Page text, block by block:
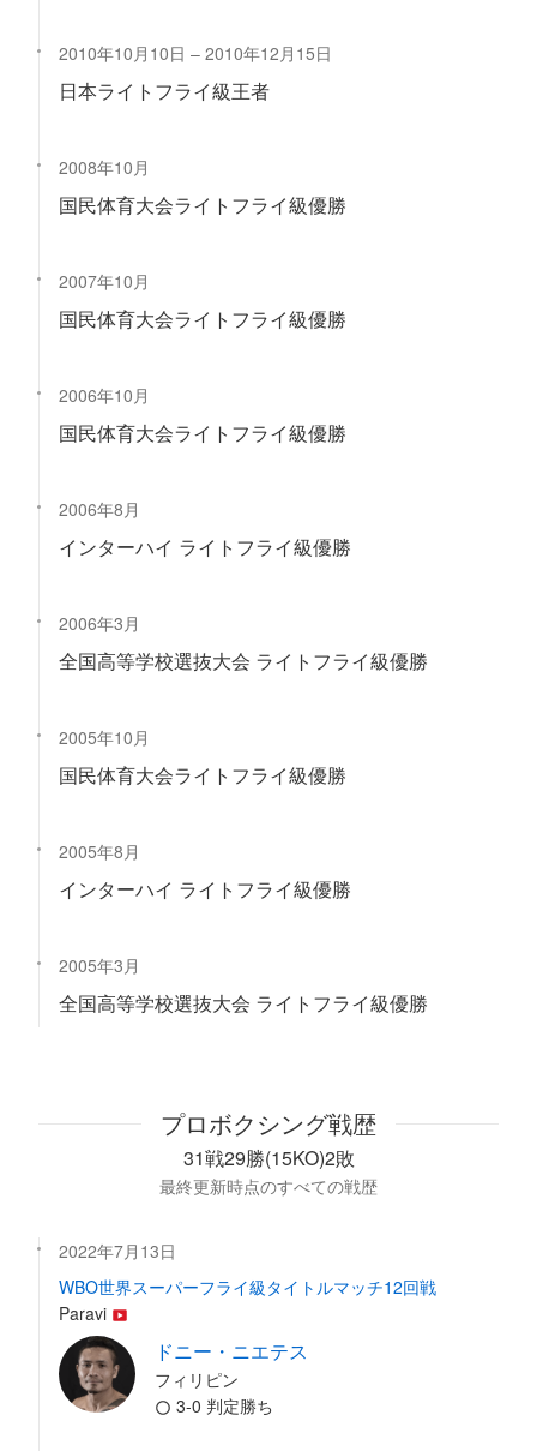
2010年10月10日 2010年12月15日
日本ライトフライ級王者
2008年10月
国民体育大会ライトフライ級優勝
2007年10月
国民体育大会ライトフライ級優勝
2006年10月
国民体育大会ライトフライ級優勝
2006年8月
インターハイ ライトフライ級優勝
2006年3月
全国高等学校選抜大会 ライトフライ級優勝
2005年10月
国民体育大会ライトフライ級優勝
2005年8月
インターハイ ライトフライ級優勝
2005年3月
全国高等学校選抜大会 ライトフライ級優勝
プロボクシング戦歴
31戦29勝(15KO)2敗
最終更新時点のすべての戦歴
2022年7月13日
WBO世界スーパーフライ級タイトルマッチ12回戦
Paravi
ドニー・ニエテス
フィリピン
3-0 判定勝ち